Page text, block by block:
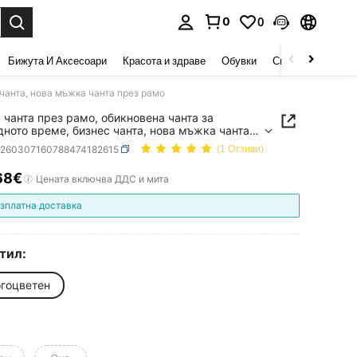
0 0
Бижута И Аксесоари Красота и здраве Обувки Спорт И На
нова мъжка чанта през рамо
през рамо, обикновена чанта за
време, бизнес чанта, нова мъжка чанта
(1 Отзиви)
AND AVAILABILITY
Цената включва ДДС и мита
доставка